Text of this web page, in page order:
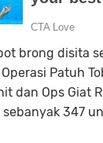
brong disita
Patuh
dan Ops Giat
347